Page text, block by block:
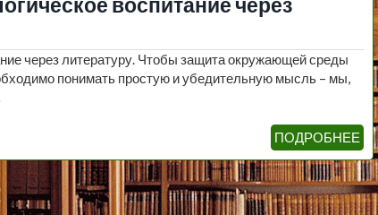
воспитание через
через литературу. Чтобы защита окружающей среды
понимать простую и убедительную мысль – мы,
ПОДРОБНЕЕ